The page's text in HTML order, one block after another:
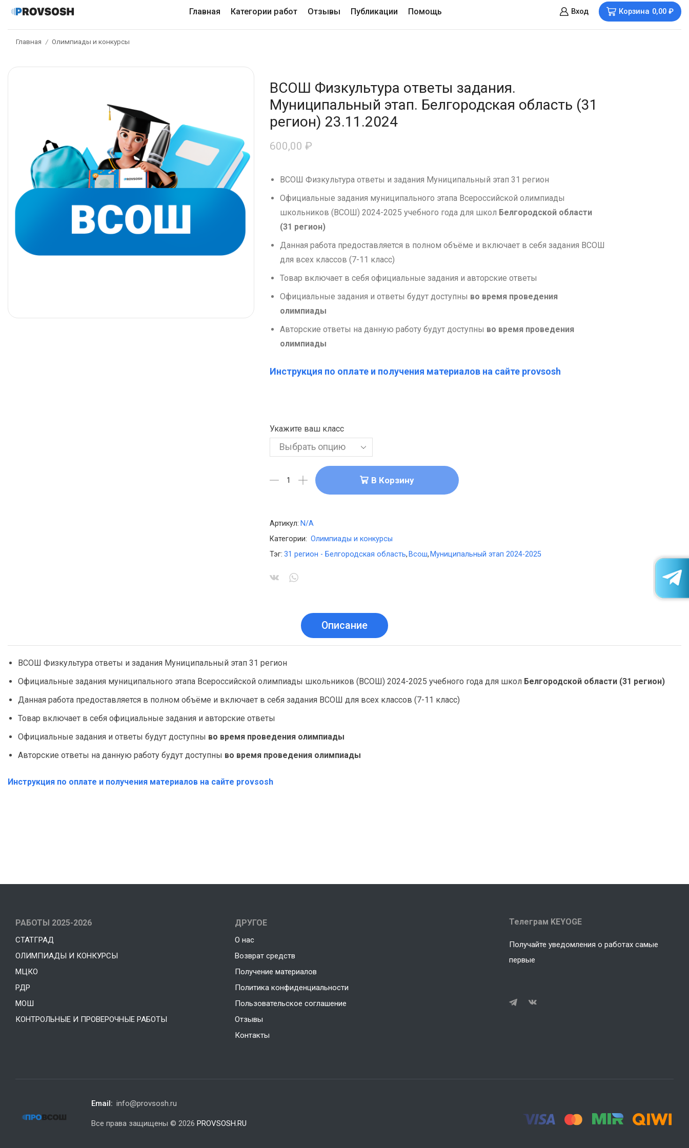
Главная Категории работ Отзывы Публикации Помощь Вход Корзина 0,00 ₽
Главная / Олимпиады и конкурсы
ВСОШ Физкультура ответы задания.
Муниципальный этап. Белгородская область (31
регион) 23.11.2024
600,00 ₽
ВСОШ Физкультура ответы и задания Муниципальный этап 31 регион
Официальные задания муниципального этапа Всероссийской олимпиады
школьников (ВСОШ) 2024-2025 учебного года для школ Белгородской области
(31 регион)
Данная работа предоставляется в полном объёме и включает в себя задания ВСОШ
для всех классов (7-11 класс)
Товар включает в себя официальные задания и авторские ответы
Официальные задания и ответы будут доступны во время проведения
олимпиады
Авторские ответы на данную работу будут доступны во время проведения
олимпиады
Инструкция по оплате и получения материалов на сайте provsosh
Укажите ваш класс
В Корзину
Артикул: N/A
Категории: Олимпиады и конкурсы
Тэг: 31 регион - Белгородская область, Всош, Муниципальный этап 2024-2025
Описание
ВСОШ Физкультура ответы и задания Муниципальный этап 31 регион
Официальные задания муниципального этапа Всероссийской олимпиады школьников (ВСОШ) 2024-2025 учебного года для школ Белгородской области (31 регион)
Данная работа предоставляется в полном объёме и включает в себя задания ВСОШ для всех классов (7-11 класс)
Товар включает в себя официальные задания и авторские ответы
Официальные задания и ответы будут доступны во время проведения олимпиады
Авторские ответы на данную работу будут доступны во время проведения олимпиады
Инструкция по оплате и получения материалов на сайте provsosh
РАБОТЫ 2025-2026
СТАТГРАД
ОЛИМПИАДЫ И КОНКУРСЫ
МЦКО
РДР
МОШ
КОНТРОЛЬНЫЕ И ПРОВЕРОЧНЫЕ РАБОТЫ
ДРУГОЕ
О нас
Возврат средств
Получение материалов
Политика конфиденциальности
Пользовательское соглашение
Отзывы
Контакты
Телеграм KEYOGE
Получайте уведомления о работах самые
первые
Email: info@provsosh.ru
Все права защищены © 2026PROVSOSH.RU